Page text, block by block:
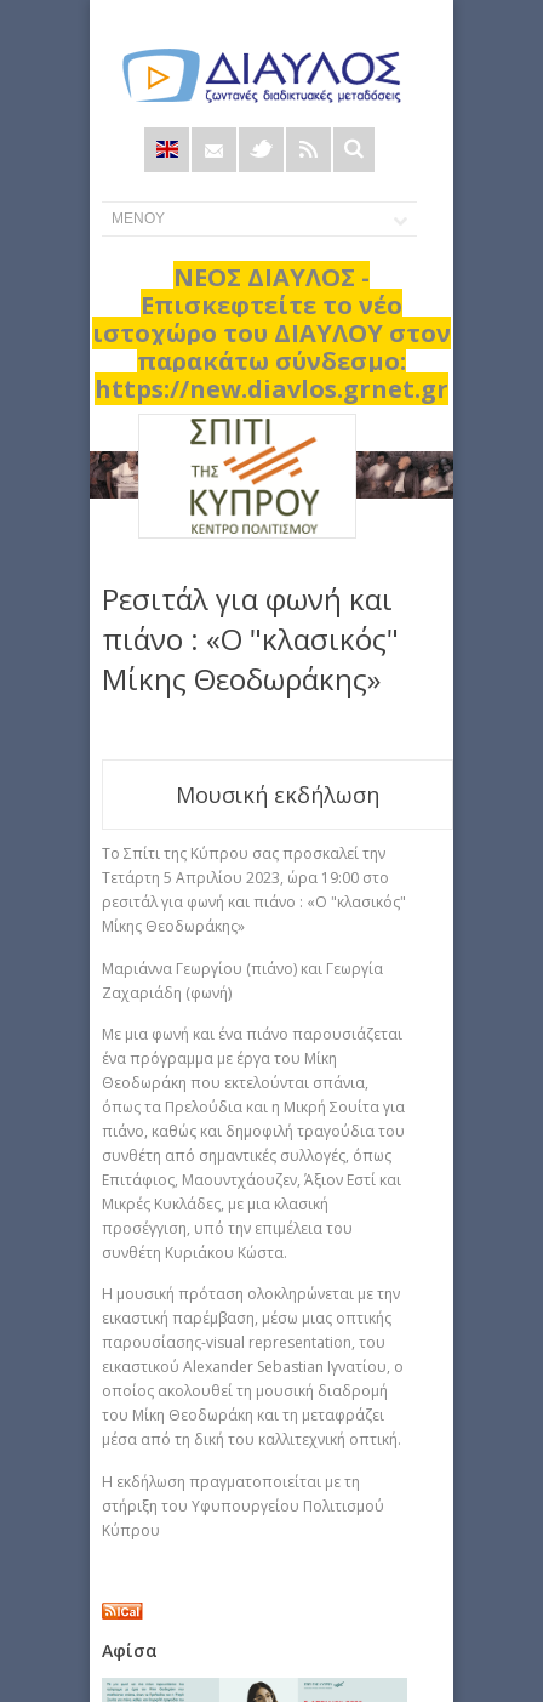
Φόρμα
αναζήτησης
ΝΕΟΣ ΔΙΑΥΛΟΣ -
Επισκεφτείτε το νέο
ιστοχώρο του ΔΙΑΥΛΟΥ στον
παρακάτω σύνδεσμο:
https://new.diavlos.grnet.gr
Ρεσιτάλ για φωνή και
πιάνο : «Ο "κλασικός"
Μίκης Θεοδωράκης»
Μουσική εκδήλωση
Το Σπίτι της Κύπρου σας προσκαλεί την
Τετάρτη 5 Απριλίου 2023, ώρα 19:00 στο
ρεσιτάλ για φωνή και πιάνο : «Ο "κλασικός"
Μίκης Θεοδωράκης»
Μαριάννα Γεωργίου (πιάνο) και Γεωργία
Ζαχαριάδη (φωνή)
Με μια φωνή και ένα πιάνο παρουσιάζεται
ένα πρόγραμμα με έργα του Μίκη
Θεοδωράκη που εκτελούνται σπάνια,
όπως τα Πρελούδια και η Μικρή Σουίτα για
πιάνο, καθώς και δημοφιλή τραγούδια του
συνθέτη από σημαντικές συλλογές, όπως
Επιτάφιος, Μαουντχάουζεν, Άξιον Εστί και
Μικρές Κυκλάδες, με μια κλασική
προσέγγιση, υπό την επιμέλεια του
συνθέτη Κυριάκου Κώστα.
Η μουσική πρόταση ολοκληρώνεται με την
εικαστική παρέμβαση, μέσω μιας οπτικής
παρουσίασης-visual representation, του
εικαστικού Alexander Sebastian Ιγνατίου, ο
οποίος ακολουθεί τη μουσική διαδρομή
του Μίκη Θεοδωράκη και τη μεταφράζει
μέσα από τη δική του καλλιτεχνική οπτική.
Η εκδήλωση πραγματοποιείται με τη
στήριξη του Υφυπουργείου Πολιτισμού
Κύπρου
Αφίσα